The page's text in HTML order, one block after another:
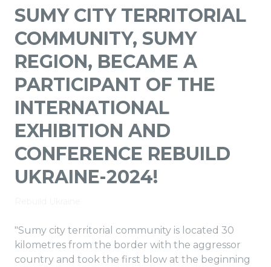
SUMY CITY TERRITORIAL
COMMUNITY, SUMY
REGION, BECAME A
PARTICIPANT OF THE
INTERNATIONAL
EXHIBITION AND
CONFERENCE REBUILD
UKRAINE-2024!
"Sumy city territorial community is located 30
kilometres from the border with the aggressor
country and took the first blow at the beginning